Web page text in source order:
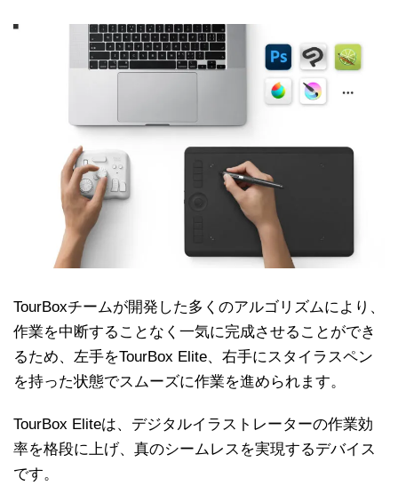
TourBoxチームが開発した多くのアルゴリズムにより、
作業を中断することなく一気に完成させることができ
るため、左手をTourBox Elite、右手にスタイラスペン
を持った状態でスムーズに作業を進められます。
TourBox Eliteは、デジタルイラストレーターの作業効
率を格段に上げ、真のシームレスを実現するデバイス
です。